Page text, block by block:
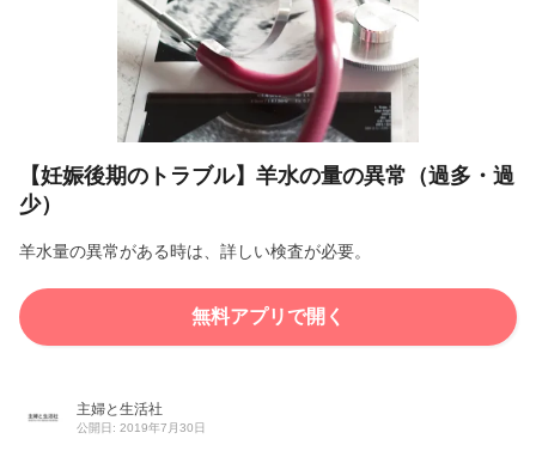
【妊娠後期のトラブル】羊水の量の異常（過多・過
少）
羊水量の異常がある時は、詳しい検査が必要。
無料アプリで開く
主婦と生活社
公開日: 2019年7月30日